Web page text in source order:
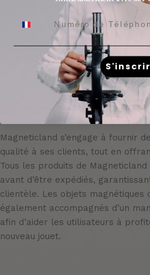
Livraison rapide et
Magneticland s’engage à fournir
qualité à ses clients, tout en
Tous les produits de
avant d’être expédiés,
clientèle. Les objets magnétiques
également accompagnés d’un
afin d’aider les utilisateurs à
nouveau jouet.